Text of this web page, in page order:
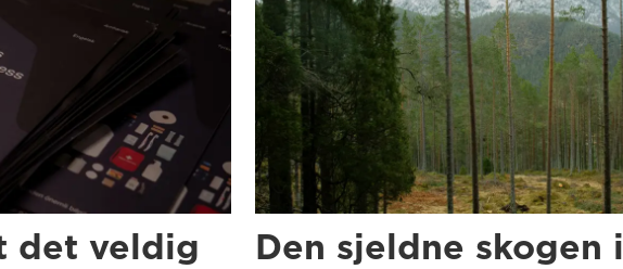
det veldig
Den sjeldne skogen i